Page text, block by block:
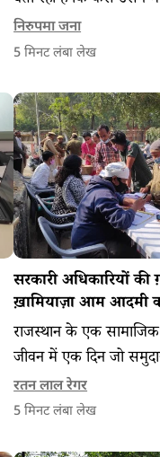
के साथ मिलकर अपनी एक
पहचान बनाई और समुदाय
निरुपमा जना
5 मिनट लंबा लेख
सरकारी अधिकारियों की
ख़ामियाज़ा आम आदमी
राजस्थान के एक सामाजिक
जीवन में एक दिन जो
अधिकारों तक पहुँचने में
एक सार्वजनिक जवाबदेही
रतन लाल रेगर
5 मिनट लंबा लेख